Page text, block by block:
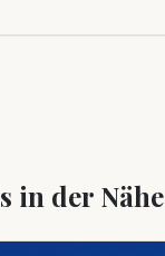
in der Nähe